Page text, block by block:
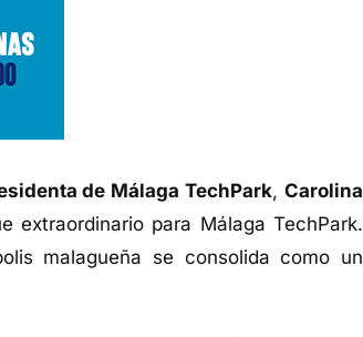
de Málaga TechPark,Carolina
extraordinario para Málaga TechPark.
malagueña se consolida como un